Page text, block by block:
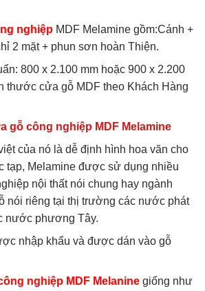
nghiệp MDF Melamine gồm:Cánh +
2 mặt + phun sơn hoàn Thiện.
800 x 2.100 mm hoặc 900 x 2.200
thước cửa gỗ MDF theo Khách Hàng
gỗ công nghiệp MDF Melamine
của nó là dễ định hình hoa văn cho
tạp, Melamine được sử dụng nhiều
nội thất nói chung hay ngành
nói riêng tại thị trường các nước phát
nước phương Tây.
nhập khẩu và được dán vào gỗ
nghiệp MDF Melanine giống như